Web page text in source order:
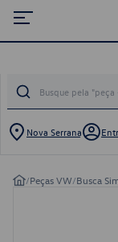
Nova Serrana
/Peças VW/Busca